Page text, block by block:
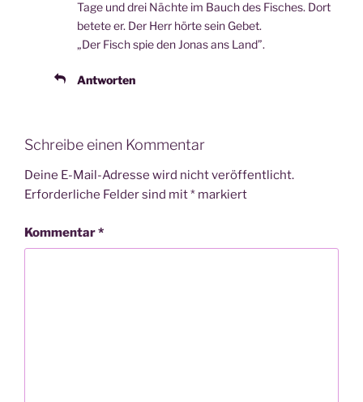
Tage und drei Näch­te im Bauch des Fisches. Dort
bete­te er. Der Herr hör­te sein Gebet.
„Der Fisch spie den Jonas ans Land”.
Antworten
Schreibe einen Kommentar
Deine E-Mail-Adresse wird nicht veröffentlicht.
Erforderliche Felder sind mit* markiert
Kommentar*